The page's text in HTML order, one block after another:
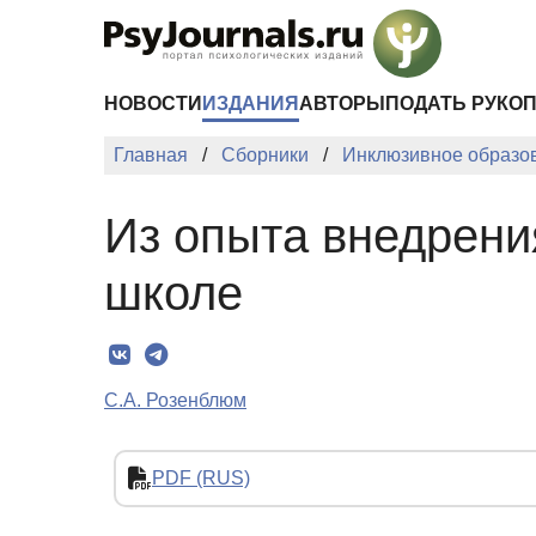
НОВОСТИ ИЗДАНИЯ АВТОРЫ ПОДАТЬ
Главная Сборники Инклюзивное
Из опыта
школе
С.А. Розенблюм
PDF (RUS)